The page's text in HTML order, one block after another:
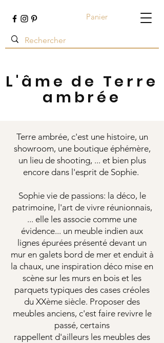
Panier
L'âme de Terre
ambrée
Terre ambrée, c'est une histoire, un
showroom, une boutique éphémère,
un lieu de shooting, ... et bien plus
encore dans l'esprit de Sophie.
Sophie vie de passions: la déco, le
patrimoine, l'art de vivre réunionnais,
... elle les associe comme une
évidence... un meuble indien aux
lignes épurées présenté devant un
mur en galets bord de mer et enduit à
la chaux, une inspiration déco mise en
scène sur les murs en bois et les
parquets typiques des cases créoles
du XXème siècle. Proposer des
meubles anciens, c'est faire revivre le
passé, certains
rappellent d'ailleurs les meubles des